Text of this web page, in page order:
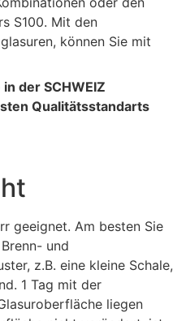
S100. Mit den
können Sie mit
der SCHWEIZ
Qualitätsstandarts
geeignet. Am besten Sie
und
z.B. eine kleine Schale,
1 Tag mit der
liegen